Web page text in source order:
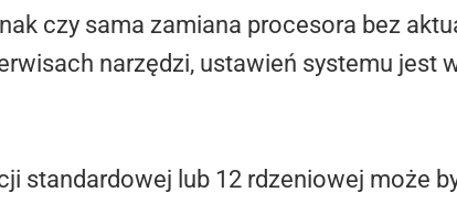
czy sama zamiana procesora bez
narzędzi, ustawień systemu jest
standardowej lub 12 rdzeniowej może